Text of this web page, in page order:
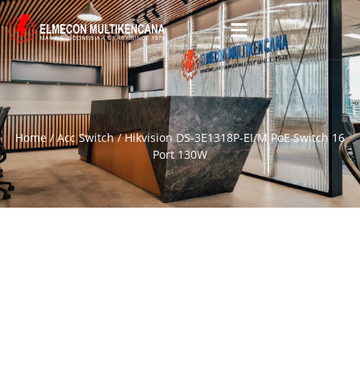
Home/Acc Switch/ Hikvision DS-3E1318P-EI/M PoE Switch 16
Port 130W